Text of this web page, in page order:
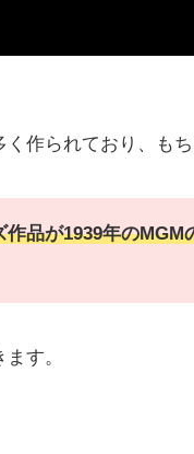
作られており、も
作品が1939年のMGM
す。